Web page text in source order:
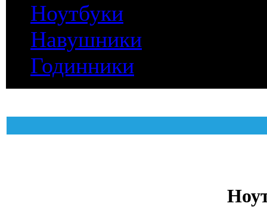
Ноутбуки
Навушники
Годинники